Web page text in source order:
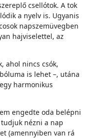
csellótok. A tok
a nyelv is. Ugyanis
napszemüvegben
hajviselettel, az
ahol nincs csók,
is lehet –, utána
harmonikus
engedte oda belépni
nézni a nap
(amennyiben van rá